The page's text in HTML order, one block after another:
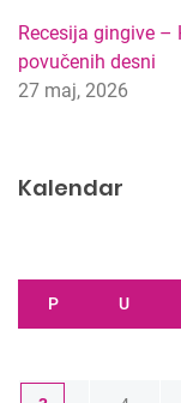
Recesija gingive –
povučenih desni
27 maj, 2026
Kalendar
P U